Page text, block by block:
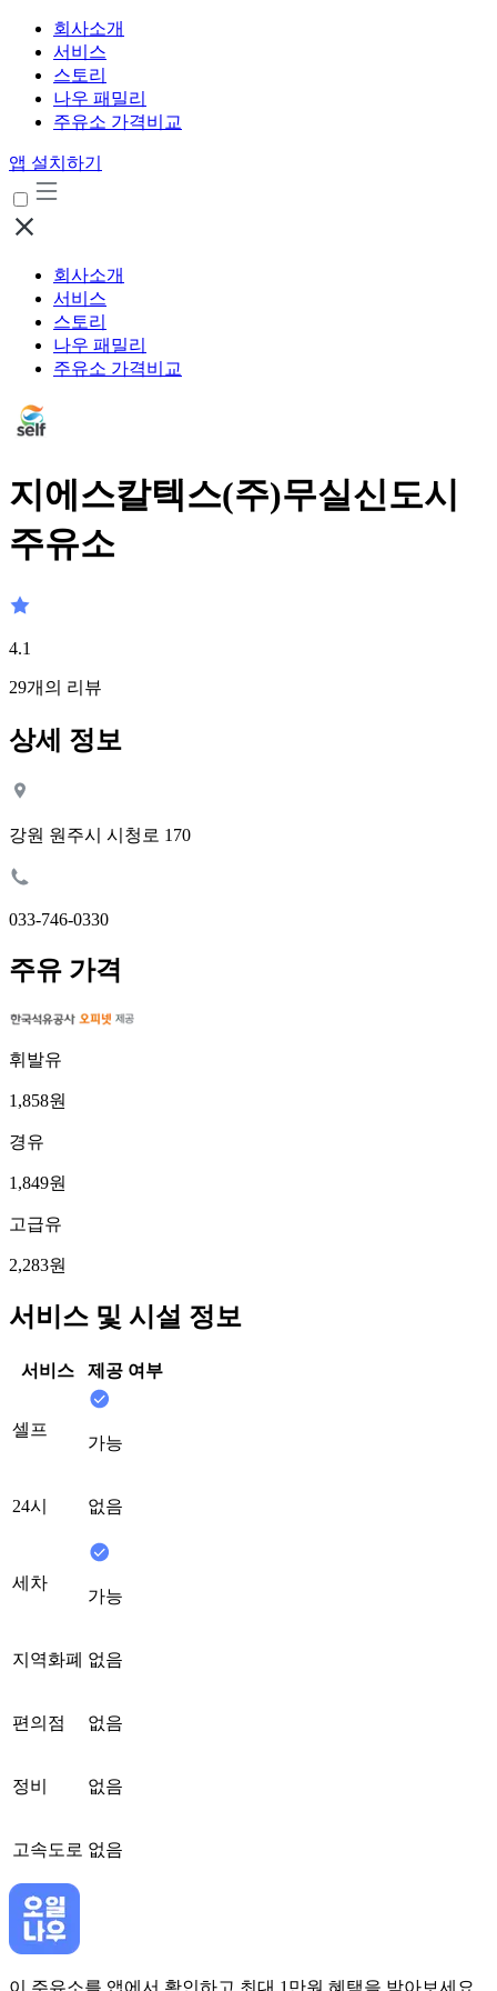
회사소개
서비스
스토리
나우 패밀리
주유소 가격비교
앱 설치하기
회사소개
서비스
스토리
나우 패밀리
주유소 가격비교
지에스칼텍스(주)무실신도시
주유소
4.1
29개의 리뷰
상세 정보
강원 원주시 시청로 170
033-746-0330
주유 가격
휘발유
1,858원
경유
1,849원
고급유
2,283원
서비스 및 시설 정보
서비스 제공 여부
셀프
가능
24시 없음
세차
가능
지역화폐 없음
편의점 없음
정비 없음
고속도로 없음